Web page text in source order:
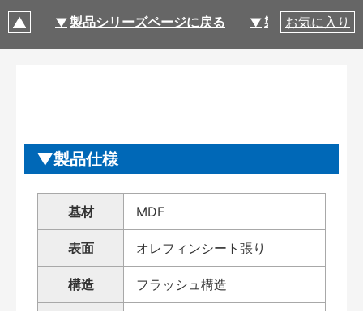
製品シリーズページに戻る 製品仕様
お気に入り
製品仕様
基材 MDF
表面 オレフィンシート張り
構造 フラッシュ構造